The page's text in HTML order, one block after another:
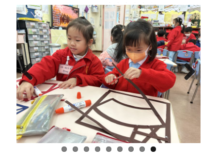
Previous Next